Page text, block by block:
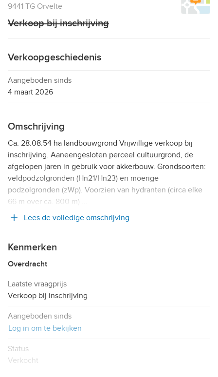
9441 TG Orvelte
Verkoop bij inschrijving
Verkoopgeschiedenis
Aangeboden sinds
4 maart 2026
Omschrijving
Ca. 28.08.54 ha landbouwgrond Vrijwillige verkoop bij
inschrijving. Aaneengesloten perceel cultuurgrond, de
afgelopen jaren in gebruik voor akkerbouw. Grondsoorten:
veldpodzolgronden (Hn21/Hn23) en moerige
podzolgronden (zWp). Voorzien van hydranten (circa elke
66 m over ca. 800 m) …
Lees de volledige omschrijving
Kenmerken
Overdracht
Laatste vraagprijs
Verkoop bij inschrijving
Aangeboden sinds
Log in om te bekijken
Status
Verkocht